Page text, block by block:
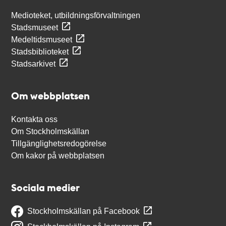
Medioteket, utbildningsförvaltningen
Stadsmuseet
Medeltidsmuseet
Stadsbiblioteket
Stadsarkivet
Om webbplatsen
Kontakta oss
Om Stockholmskällan
Tillgänglighetsredogörelse
Om kakor på webbplatsen
Sociala medier
Stockholmskällan på Facebook